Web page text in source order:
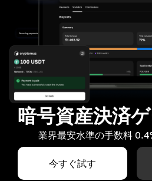
暗号資産決済
業界最安水準の手数料
今すぐ試す